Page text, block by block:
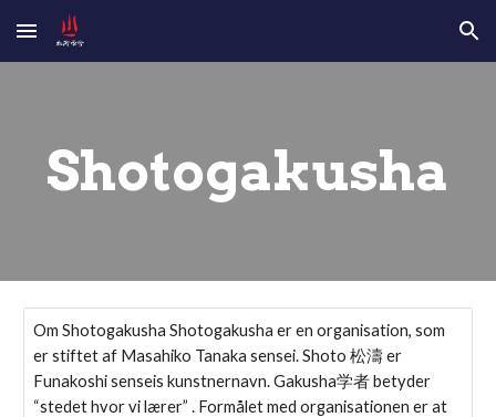
Skip to main content Skip to navigation
Shotogakusha
Om Shotogakusha Shotogakusha er en organisation, som
er stiftet af Masahiko Tanaka sensei. Shoto 松濤 er
Funakoshi senseis kunstnernavn. Gakusha学者 betyder
“stedet hvor vi lærer” . Formålet med organisationen er at